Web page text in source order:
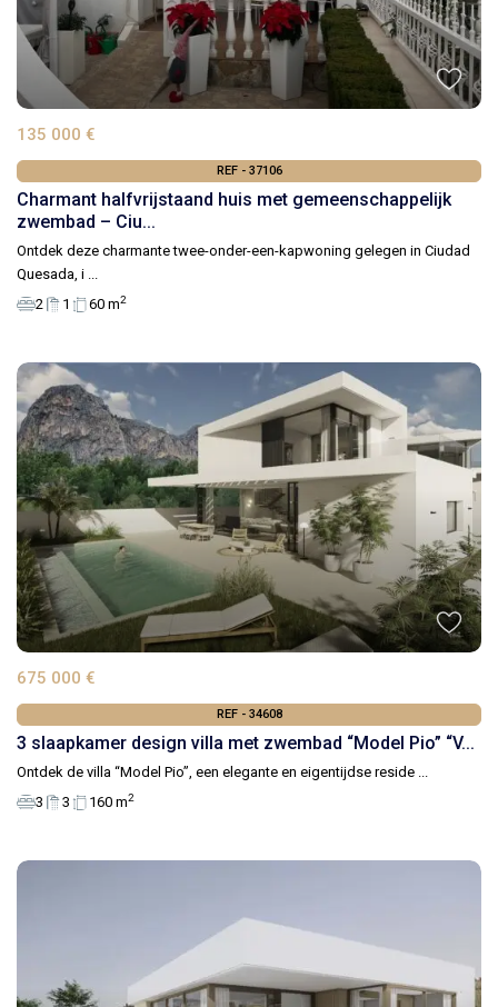
135 000 €
REF - 37106
Charmant halfvrijstaand huis met gemeenschappelijk
zwembad – Ciu...
Ontdek deze charmante twee-onder-een-kapwoning gelegen in Ciudad
Quesada, i
2
1 60 m2
675 000 €
REF - 34608
3 slaapkamer design villa met zwembad “Model Pio” “V...
Ontdek de villa “Model Pio”, een elegante en eigentijdse reside
3
3 160 m2